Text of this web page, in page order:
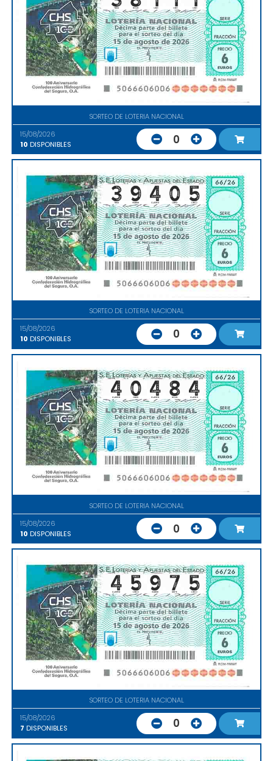
SORTEO DE LOTERIA NACIONAL
15/08/2026
10 DISPONIBLES 0
SORTEO DE LOTERIA NACIONAL
15/08/2026
10 DISPONIBLES 0
SORTEO DE LOTERIA NACIONAL
15/08/2026
10 DISPONIBLES 0
SORTEO DE LOTERIA NACIONAL
15/08/2026
7 DISPONIBLES 0